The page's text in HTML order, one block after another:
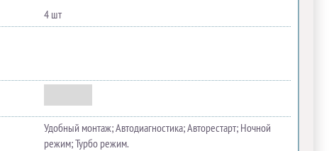
4 шт
Удобный монтаж; Автодиагностика; Авторестарт; Ночной
режим; Турбо режим.